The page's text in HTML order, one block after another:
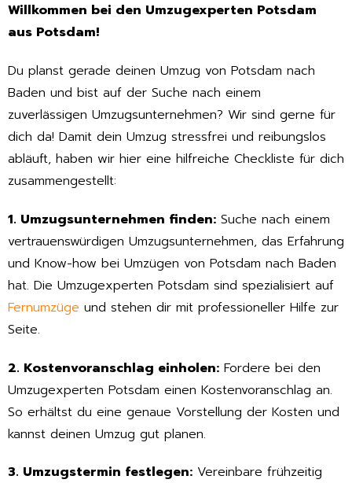
Willkommen bei den Umzugexperten Potsdam
aus Potsdam!
Du planst gerade deinen Umzug von Potsdam nach
Baden und bist auf der Suche nach einem
zuverlässigen Umzugsunternehmen? Wir sind gerne für
dich da! Damit dein Umzug stressfrei und reibungslos
abläuft, haben wir hier eine hilfreiche Checkliste für dich
zusammengestellt:
1. Umzugsunternehmen finden: Suche nach einem
vertrauenswürdigen Umzugsunternehmen, das Erfahrung
und Know-how bei Umzügen von Potsdam nach Baden
hat. Die Umzugexperten Potsdam sind spezialisiert auf
Fernumzüge und stehen dir mit professioneller Hilfe zur
Seite.
2. Kostenvoranschlag einholen: Fordere bei den
Umzugexperten Potsdam einen Kostenvoranschlag an.
So erhältst du eine genaue Vorstellung der Kosten und
kannst deinen Umzug gut planen.
3. Umzugstermin festlegen: Vereinbare frühzeitig